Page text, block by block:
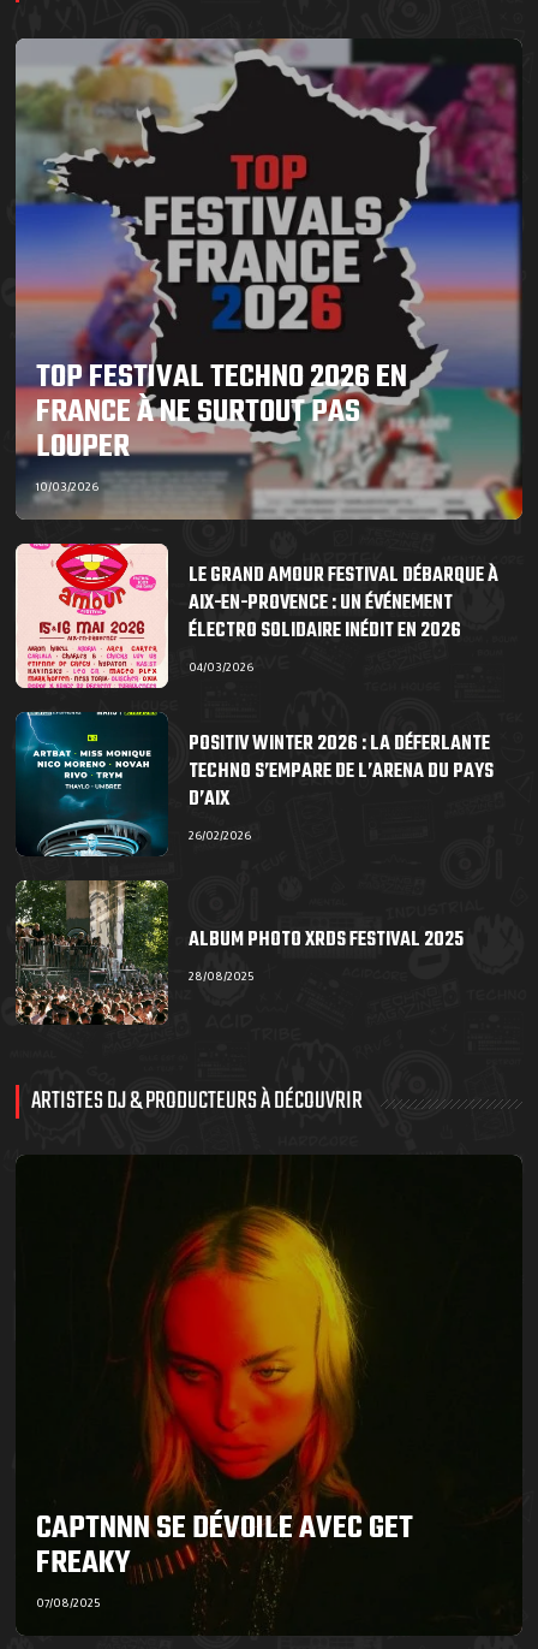
TOP FESTIVAL TECHNO 2026 EN
FRANCE À NE SURTOUT PAS
LOUPER
10/03/2026
LE GRAND AMOUR FESTIVAL DÉBARQUE À
AIX-EN-PROVENCE : UN ÉVÉNEMENT
ÉLECTRO SOLIDAIRE INÉDIT EN 2026
04/03/2026
POSITIV WINTER 2026 : LA DÉFERLANTE
TECHNO S’EMPARE DE L’ARENA DU PAYS
D’AIX
26/02/2026
ALBUM PHOTO XRDS FESTIVAL 2025
28/08/2025
ARTISTES DJ & PRODUCTEURS À DÉCOUVRIR
CAPTNNN SE DÉVOILE AVEC GET
FREAKY
07/08/2025